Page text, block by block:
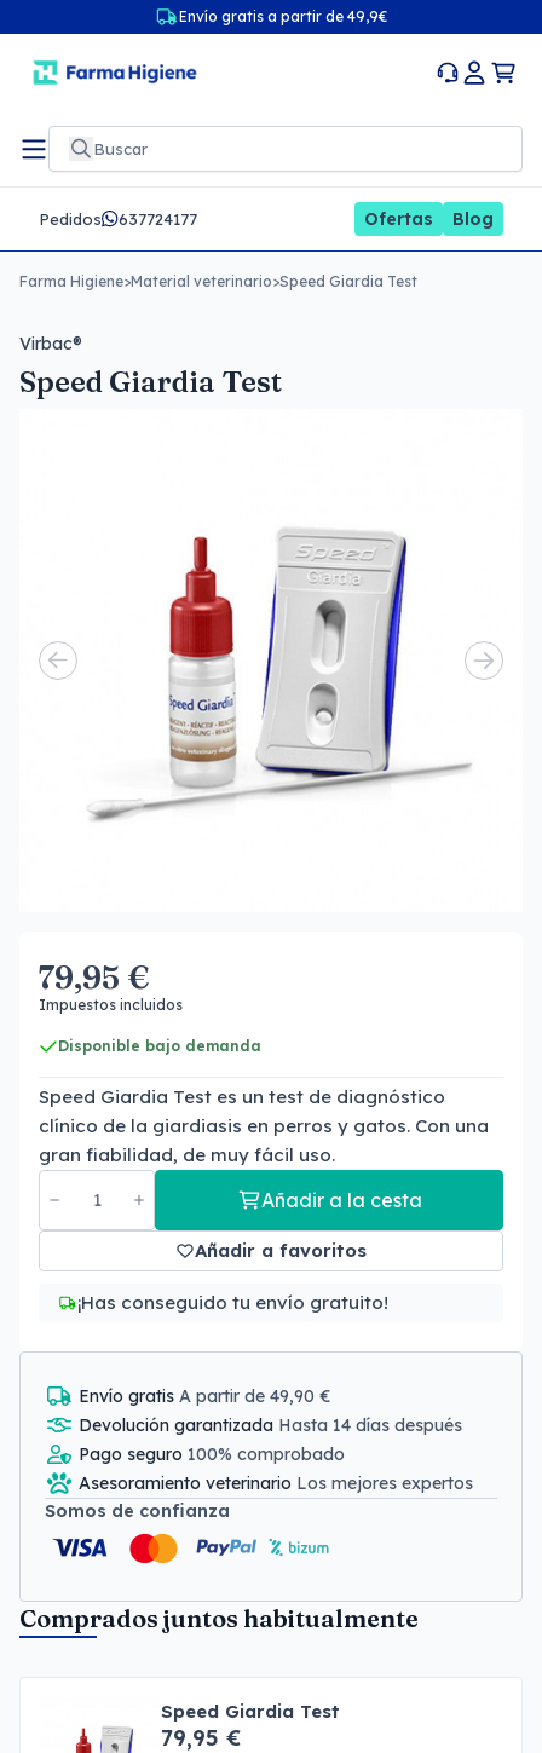
Envío gratis a partir de 49,9€
Pedidos 637724177 Ofertas Blog
Farma Higiene>Material veterinario>Speed Giardia Test
Virbac®
Speed Giardia Test
79,95 €
Impuestos incluidos
Disponible bajo demanda
Speed Giardia Test es un test de diagnóstico
clínico de la giardiasis en perros y gatos. Con una
gran fiabilidad, de muy fácil uso.
Añadir a la cesta
Añadir a favoritos
¡Has conseguido tu envío gratuito!
Envío gratis A partir de 49,90 €
Devolución garantizada Hasta 14 días después
Pago seguro 100% comprobado
Asesoramiento veterinario Los mejores expertos
Somos de confianza
Comprados juntos habitualmente
Speed Giardia Test
79,95 €